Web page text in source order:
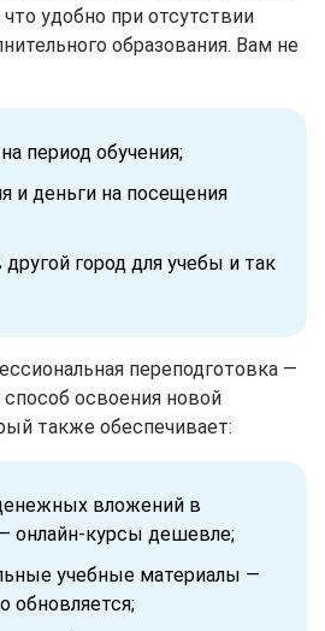
удобно при отсутствии
образования. Вам не
период обучения;
и деньги на посещения
город для учебы и так
переподготовка —
освоения новой
также обеспечивает:
вложений в
онлайн-курсы дешевле;
учебные материалы —
обновляется;